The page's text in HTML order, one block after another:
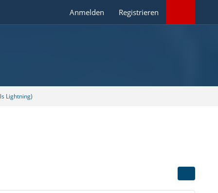
Anmelden Registrieren
Lightning)